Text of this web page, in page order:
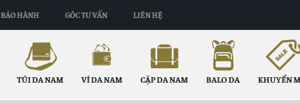
BẢO HÀNH GÓC TƯ VẤN LIÊN HỆ
TÚI DA NAM VÍ DA NAM CẶP DA NAM BALO DA KHUYẾN